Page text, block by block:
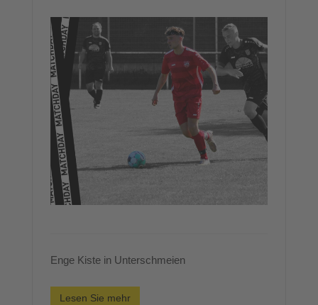
Enge Kiste in Unterschmeien
Lesen Sie mehr